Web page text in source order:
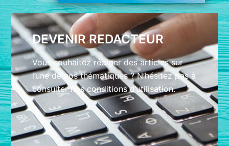
DEVENIR REDACTEUR
Vous souhaitez rédiger des articles sur
l’une de nos thématiques ? N’hésitez pas à
consulter nos conditions d’utilisation.